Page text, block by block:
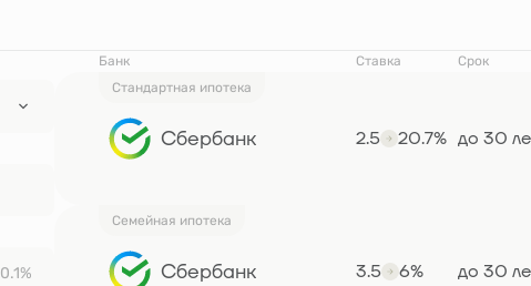
Банк Ставка Срок
Стандартная ипотека
Сбербанк 2.5 20.7% до 30
Семейная ипотека
Сбербанк 3.5 6% до 30